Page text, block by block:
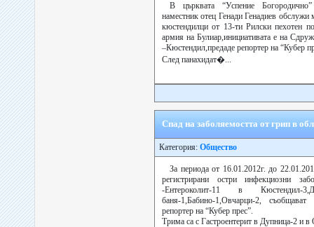
В църквата “Успение
наместник отец Генади Генадиев обслужи
кюстендилци от 13-ти Рилски пехотен
армия на Булиар,инициативата е на
–Кюстендил,предаде репортер на “Кубер
След панахидат�...
Спад на заболяемостта от грип в
Категория: Общество
За периода от 16.01.2012г. до
регистрирани остри инфекциозни
-Ентероколит-11 в Кюстендил-
баня-1,Бабино-1,Овчарци-2,
репортер на “Кубер прес”.
Трима са с Гастроентерит в Дупница-2 и